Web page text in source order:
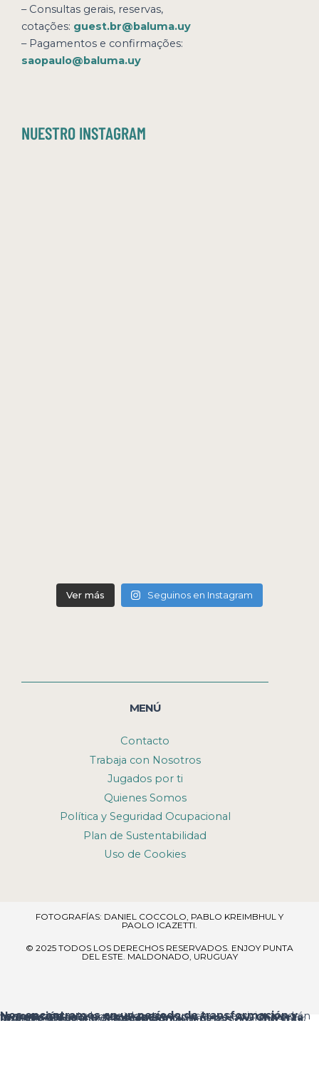
– Consultas gerais, reservas,
cotações: guest.br@baluma.uy
– Pagamentos e confirmações:
saopaulo@baluma.uy
NUESTRO INSTAGRAM
Ver más Seguinos en Instagram
MENÚ
Contacto
Trabaja con Nosotros
Jugados por ti
Quienes Somos
Política y Seguridad Ocupacional
Plan de Sustentabilidad
Uso de Cookies
FOTOGRAFÍAS: DANIEL COCCOLO, PABLO KREIMBHUL Y
PAOLO ICAZETTI.
© 2025 TODOS LOS DERECHOS RESERVADOS​. ENJOY PUNTA
DEL ESTE. MALDONADO, URUGUAY
Nos encontramos en un período de transformación y renovación
, por lo que algunos espacios y servicios podrán verse temporalmente ajustados.
Ingreso al resort:el acceso principal es porAv. Chiverta
, donde encontrarás laRecepciónal ingresar.
Agradecemos tu comprensión y te pedimos disculpas por las molestias que estas mejoras puedan ocasionar.